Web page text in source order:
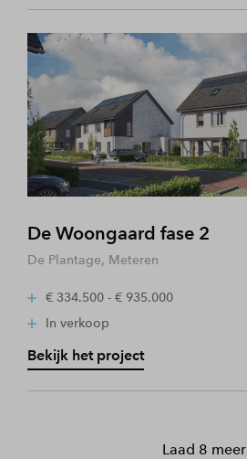
De Woongaard fase 2
De Plantage, Meteren
€ 334.500 - € 935.000
In verkoop
Bekijk het project
Laad 8 meer